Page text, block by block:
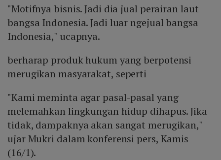
"Motifnya bisnis. Jadi dia jual perairan laut
bangsa Indonesia. Jadi luar ngejual bangsa
Indonesia," ucapnya.
berharap produk hukum yang berpotensi
merugikan masyarakat, seperti
"Kami meminta agar pasal-pasal yang
melemahkan lingkungan hidup dihapus. Jika
tidak, dampaknya akan sangat merugikan,"
ujar Mukri dalam konferensi pers, Kamis
(16/1).